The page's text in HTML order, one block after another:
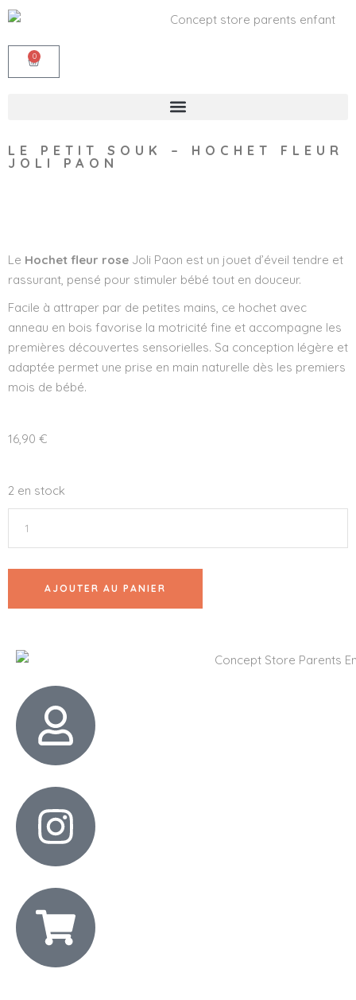
0
LE PETIT SOUK – HOCHET FLEUR
JOLI PAON
Le Hochet fleur rose Joli Paon est un jouet d’éveil tendre et
rassurant, pensé pour stimuler bébé tout en douceur.
Facile à attraper par de petites mains, ce hochet avec
anneau en bois favorise la motricité fine et accompagne les
premières découvertes sensorielles. Sa conception légère et
adaptée permet une prise en main naturelle dès les premiers
mois de bébé.
16,90 €
2 en stock
AJOUTER AU PANIER